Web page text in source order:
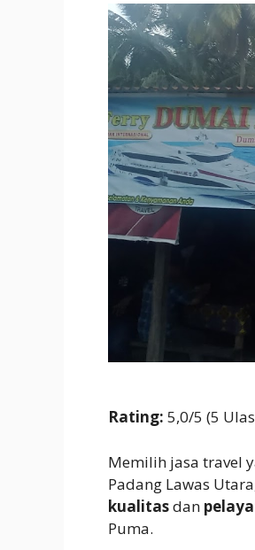
Rating: 5,0/5 (5
Memilih jasa travel
Padang Lawas
kualitasdan
Puma.